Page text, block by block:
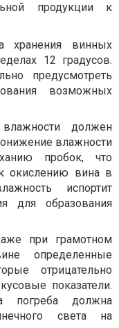
продукции к
хранения винных
12 градусов.
предусмотреть
возможных
влажности должен
влажности
пробок, что
окислению вина в
испортит
для образования
при грамотном
определенные
отрицательно
показатели.
погреба должна
света на